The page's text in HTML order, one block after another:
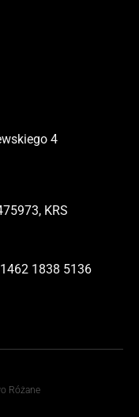
4
KRS
1838 5136
Różane